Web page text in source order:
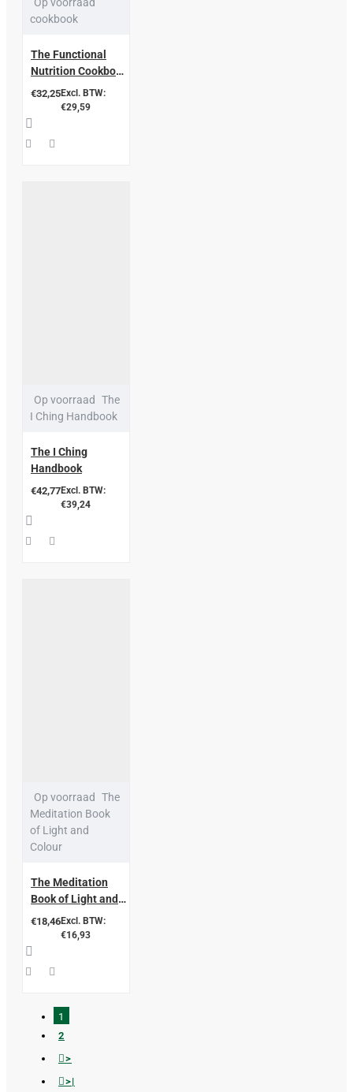
cookbook
The Functional
Nutrition Cookbook
incl. dvd
€32,25Excl. BTW:
€29,59
Op voorraad
The
I Ching Handbook
The I Ching
Handbook
€42,77Excl. BTW:
€39,24
Op voorraad
The
Meditation Book
of Light and
Colour
The Meditation
Book of Light and
Colour
€18,46Excl. BTW:
€16,93
1
2
>
>|